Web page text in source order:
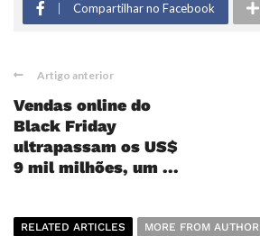
Compartilhar no Facebook
Artigo anterior
Vendas online do
Black Friday
ultrapassam os US$
9 mil milhões, um ...
RELATED ARTICLES
MORE FROM AUTHOR